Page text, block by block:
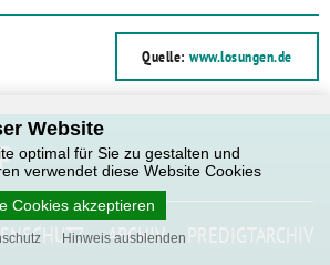
Quelle: www.losungen.de
ARCHIV PREDIGTARCHIV
Website
optimal für Sie zu gestalten und
verwendet diese Website Cookies
Cookies akzeptieren
Hinweis ausblenden